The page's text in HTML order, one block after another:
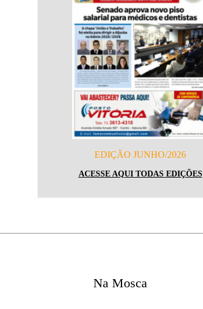
EDIÇÃO JUNHO/2026
ACESSE AQUI TODAS EDIÇÕES
Na Mosca